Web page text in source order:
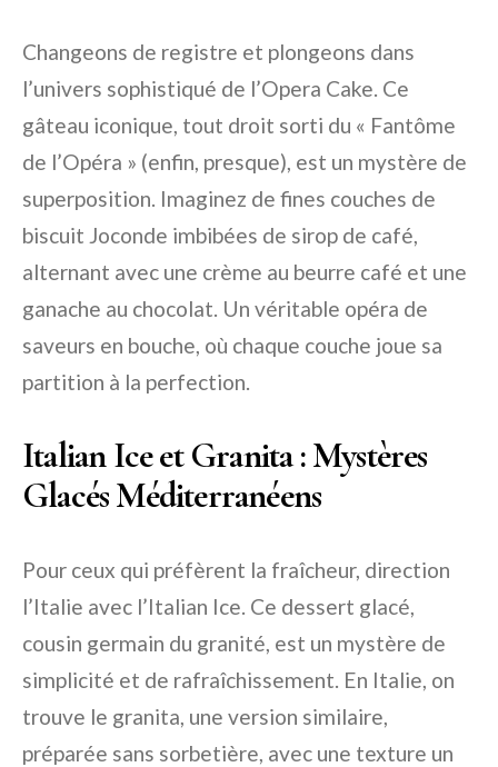
Changeons de registre et plongeons dans
l’univers sophistiqué de l’Opera Cake. Ce
gâteau iconique, tout droit sorti du « Fantôme
de l’Opéra » (enfin, presque), est un mystère de
superposition. Imaginez de fines couches de
biscuit Joconde imbibées de sirop de café,
alternant avec une crème au beurre café et une
ganache au chocolat. Un véritable opéra de
saveurs en bouche, où chaque couche joue sa
partition à la perfection.
Italian Ice et Granita : Mystères
Glacés Méditerranéens
Pour ceux qui préfèrent la fraîcheur, direction
l’Italie avec l’Italian Ice. Ce dessert glacé,
cousin germain du granité, est un mystère de
simplicité et de rafraîchissement. En Italie, on
trouve le granita, une version similaire,
préparée sans sorbetière, avec une texture un